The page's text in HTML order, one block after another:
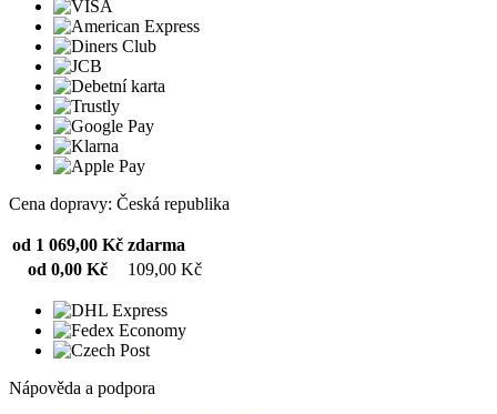
Cena dopravy: Česká republika
od 1 069,00 Kč zdarma
od 0,00 Kč
109,00 Kč
Nápověda a podpora